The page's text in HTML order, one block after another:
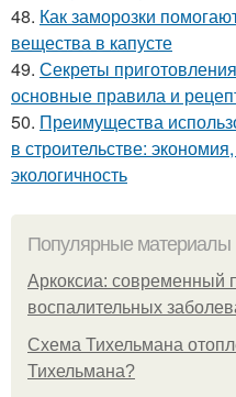
48. Как заморозки
вещества в капусте
49. Секреты
основные правила и
50. Преимущества
в строительстве:
экологичность
Популярные материалы
Аркоксиа: современный
воспалительных
Схема Тихельмана
Тихельмана?